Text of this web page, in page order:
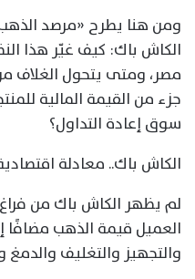
ومن هنا يطرح «مرصد
الكاش باك: كيف غيّر هذا
مصر، ومتى يتحول الغلاف
جزء من القيمة المالية
سوق إعادة التداول؟
الكاش باك.. معادلة
لم يظهر الكاش باك من
العميل قيمة الذهب مضافًا
والتجهيز والتغليف والدمغ